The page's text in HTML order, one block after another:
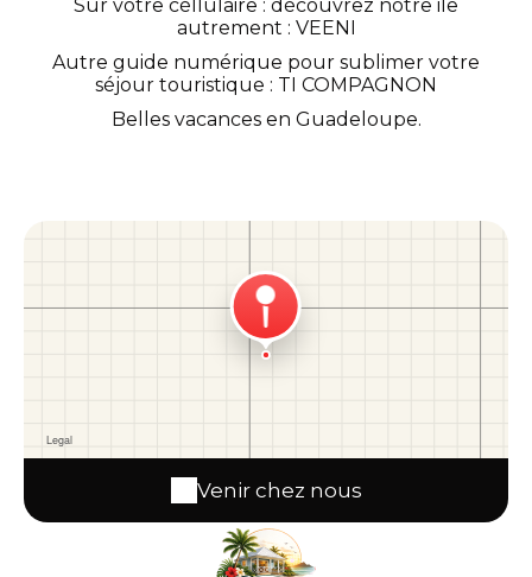
Sur votre céllulaire : découvrez notre ile
autrement : VEENI
Autre guide numérique pour sublimer votre
séjour touristique : TI COMPAGNON
Belles vacances en Guadeloupe.
Venir chez nous